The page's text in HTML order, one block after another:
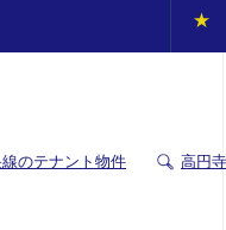
のテナント物件 高円